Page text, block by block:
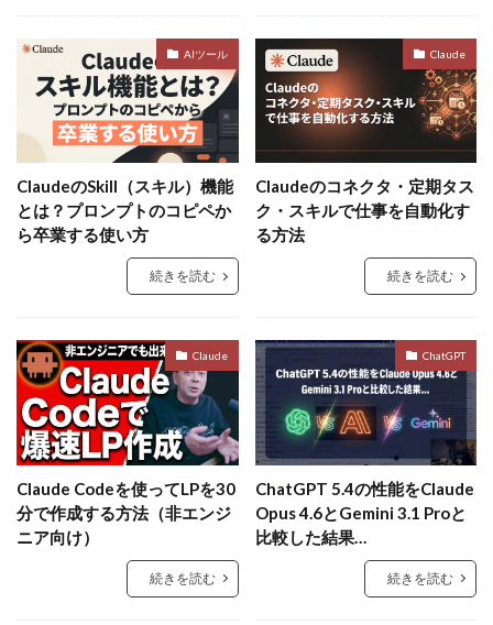
AIツール
ClaudeのSkill（スキル）機能
とは？プロンプトのコピペか
ら卒業する使い方
続きを読む
Claude
Claudeのコネクタ・定期タス
ク・スキルで仕事を自動化す
る方法
続きを読む
Claude
Claude Codeを使ってLPを30
分で作成する方法（非エンジ
ニア向け）
続きを読む
ChatGPT
ChatGPT 5.4の性能をClaude
Opus 4.6とGemini 3.1 Proと
比較した結果…
続きを読む